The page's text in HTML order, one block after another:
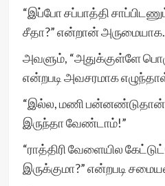
“இப்போ சப்பாத்தி
சீதா?” என்றான் அருமையாக.
அவளும், “அதுக்குள்ளே
என்றபடி அவசரமாக
“இல்ல, மணி
இருந்தா வேண்டாம்!”
“ராத்திரி வேளையில
இருக்குமா?” என்றபடி